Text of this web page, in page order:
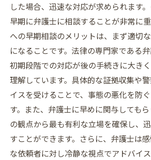
した場合、迅速な対応が求められます。
早期に弁護士に相談することが非常に
への早期相談のメリットは、まず適切
になることです。法律の専門家である
初期段階での対応が後の手続きに大き
理解しています。具体的な証拠収集や
イスを受けることで、事態の悪化を防
す。また、弁護士に早めに関与しても
の観点から最も有利な立場を確保し、
すことができます。さらに、弁護士は
な依頼者に対し冷静な視点でアドバイ